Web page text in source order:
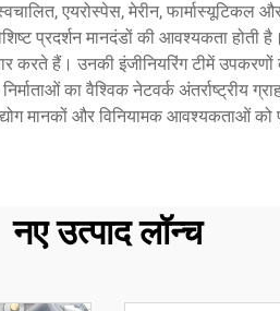
एयरोस्पेस, मेरीन,
प्रदर्शन मानदंडों की आवश्यकता होती है।
करते हैं। उनकी इंजीनियरिंग टीमें
का वैश्विक नेटवर्क अंतर्राष्ट्रीय
मानकों और विनियामक आवश्यकताओं
नए उत्पाद लॉन्च